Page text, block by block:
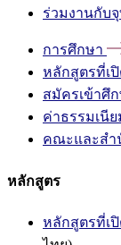
ร่วมงานกับ
การศึกษา
หลักสูตรที่เ
สมัครเข้าศึ
ค่าธรรมเนี
คณะและสำ
หลักสูตร
หลักสูตรที่เ